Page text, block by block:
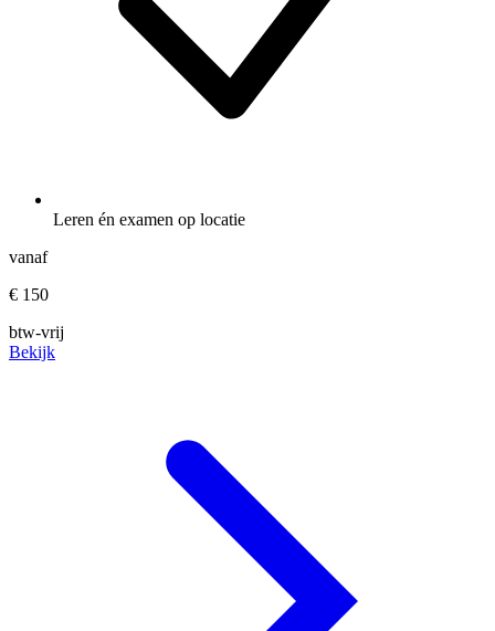
Leren én examen op locatie
vanaf
€ 150
btw-vrij
Bekijk